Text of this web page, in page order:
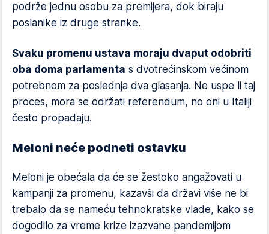
podrže jednu osobu za premijera, dok biraju
poslanike iz druge stranke.
Svaku promenu ustava moraju dvaput odobriti
oba doma parlamenta s dvotrećinskom većinom
potrebnom za poslednja dva glasanja. Ne uspe li taj
proces, mora se održati referendum, no oni u Italiji
često propadaju.
Meloni neće podneti ostavku
Meloni je obećala da će se žestoko angažovati u
kampanji za promenu, kazavši da državi više ne bi
trebalo da se nameću tehnokratske vlade, kako se
dogodilo za vreme krize izazvane pandemijom